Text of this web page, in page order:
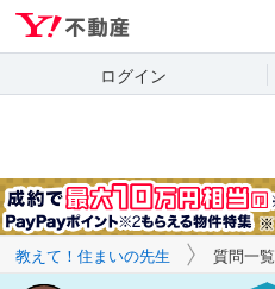
ログイン
教えて！住まいの先生 質問一覧